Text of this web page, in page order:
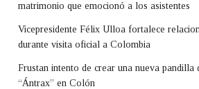
matrimonio que emocionó a los asistentes
Vicepresidente Félix Ulloa fortalece
durante visita oficial a Colombia
Frustan intento de crear una nueva pandilla
“Ántrax” en Colón